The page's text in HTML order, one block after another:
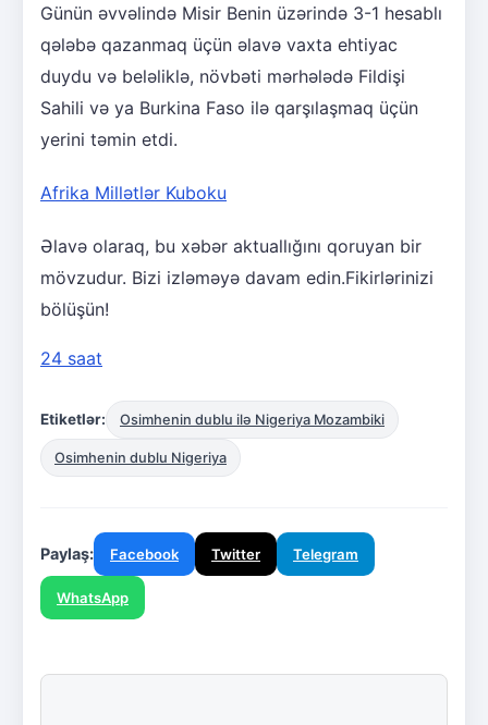
Günün əvvəlində Misir Benin üzərində 3-1 hesablı
qələbə qazanmaq üçün əlavə vaxta ehtiyac
duydu və beləliklə, növbəti mərhələdə Fildişi
Sahili və ya Burkina Faso ilə qarşılaşmaq üçün
yerini təmin etdi.
Afrika Millətlər Kuboku
Əlavə olaraq, bu xəbər aktuallığını qoruyan bir
mövzudur. Bizi izləməyə davam edin.Fikirlərinizi
bölüşün!
24 saat
Etiketlər: Osimhenin dublu ilə Nigeriya Mozambiki
Osimhenin dublu Nigeriya
Paylaş: Facebook Twitter Telegram
WhatsApp